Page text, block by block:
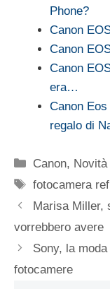
Phone?
Canon
Canon
Canon
era…
Canon
regalo di
Categorie
Canon,
Tag
fotocamera
Marisa Miller,
vorrebbero avere
Sony, la
fotocamere